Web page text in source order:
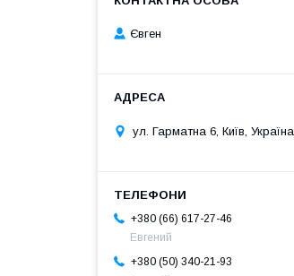
Євген
ул. Гарматна 6, Київ, Україна
+380 (66) 617-27-46
Евгений
+380 (50) 340-21-93